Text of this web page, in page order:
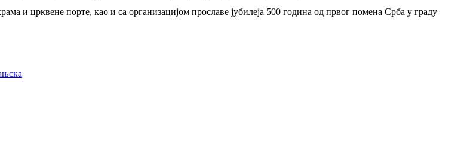
и црквене порте, као и са организацијом прославе јубилеја 500 година од првог помена Срба у граду